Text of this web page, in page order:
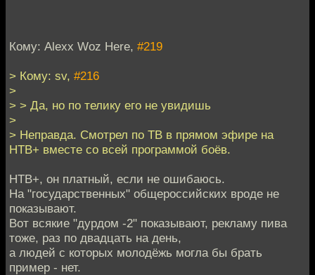
Кому: Alexx Woz Here, #219
> Кому: sv, #216
>
> > Да, но по телику его не увидишь
>
> Неправда. Смотрел по ТВ в прямом эфире на
НТВ+ вместе со всей программой боёв.
НТВ+, он платный, если не ошибаюсь.
На "государственных" общероссийских вроде не
показывают.
Вот всякие "дурдом -2" показывают, рекламу пива
тоже, раз по двадцать на день,
а людей с которых молодёжь могла бы брать
пример - нет.